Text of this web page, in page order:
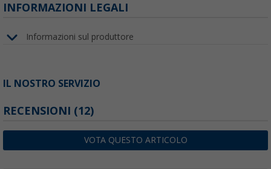
INFORMAZIONI LEGALI
Informazioni sul produttore
IL NOSTRO SERVIZIO
RECENSIONI (12)
VOTA QUESTO ARTICOLO